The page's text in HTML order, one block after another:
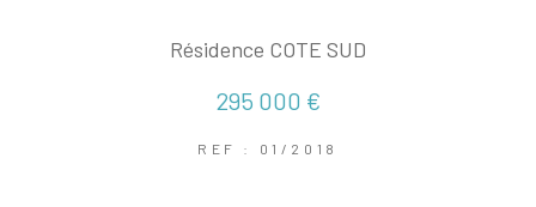
Résidence COTE SUD
295 000 €
REF : 01/2018